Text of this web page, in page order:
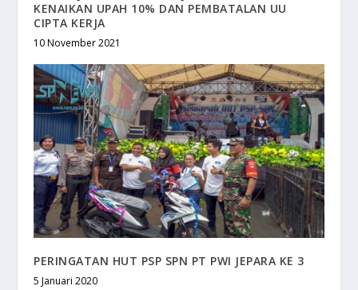
KENAIKAN UPAH 10% DAN PEMBATALAN UU
CIPTA KERJA
10 November 2021
PERINGATAN HUT PSP SPN PT PWI JEPARA KE 3
5 Januari 2020